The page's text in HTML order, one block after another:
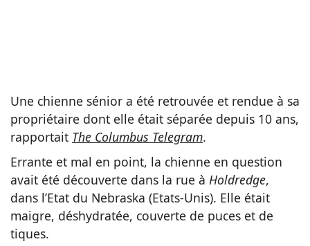
Une chienne sénior a été retrouvée et rendue à sa
propriétaire dont elle était séparée depuis 10 ans,
rapportait The Columbus Telegram.
Errante et mal en point, la chienne en question
avait été découverte dans la rue à Holdredge,
dans l’Etat du Nebraska (Etats-Unis). Elle était
maigre, déshydratée, couverte de puces et de
tiques.